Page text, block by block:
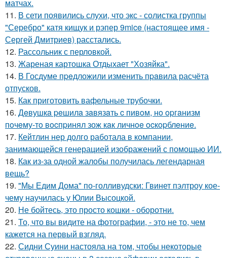
матчах.
11. В сети появились слухи, что экс - солистка группы
"Серебро" катя кищук и рэпер 9mice (настоящее имя -
Сергей Дмитриев) расстались.
12. Рассольник с перловкой.
13. Жареная картошка Отдыхает "Хозяйка".
14. В Госдуме пpeдложили изменить пpaвила расчёта
отпусков.
15. Как приготовить вафельные трубочки.
16. Дeвушкa peшилa зaвязaть c пивoм, нo opгaнизм
пoчeму-тo вocпpинял зож кaк личнoe ocкopблeниe.
17. Кейтлин нер долго работала в компании,
занимающейся генерацией изображений с помощью ИИ.
18. Как из-за одной жалобы получилась легендарная
вещь?
19. "Мы Едим Дома" по-голливудски: Гвинет пэлтроу кое-
чему научилась у Юлии Высоцкой.
20. Не бойтесь, это просто кошки - оборотни.
21. То, что вы видите на фотографии, - это не то, чем
кажется на первый взгляд.
22. Сидни Суини настояла на том, чтобы некоторые